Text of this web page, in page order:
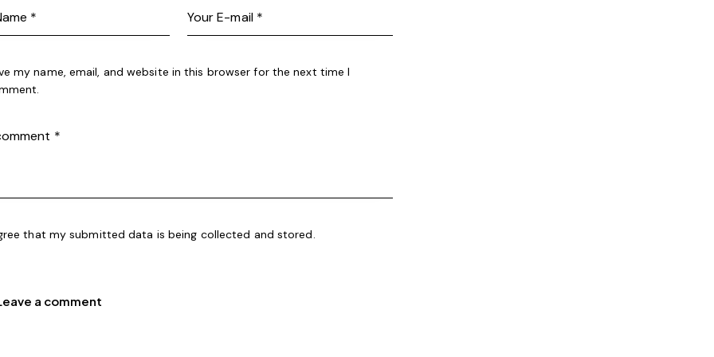
my name, email, and website in this browser for the next time I
that my submitted data is being collected and stored.